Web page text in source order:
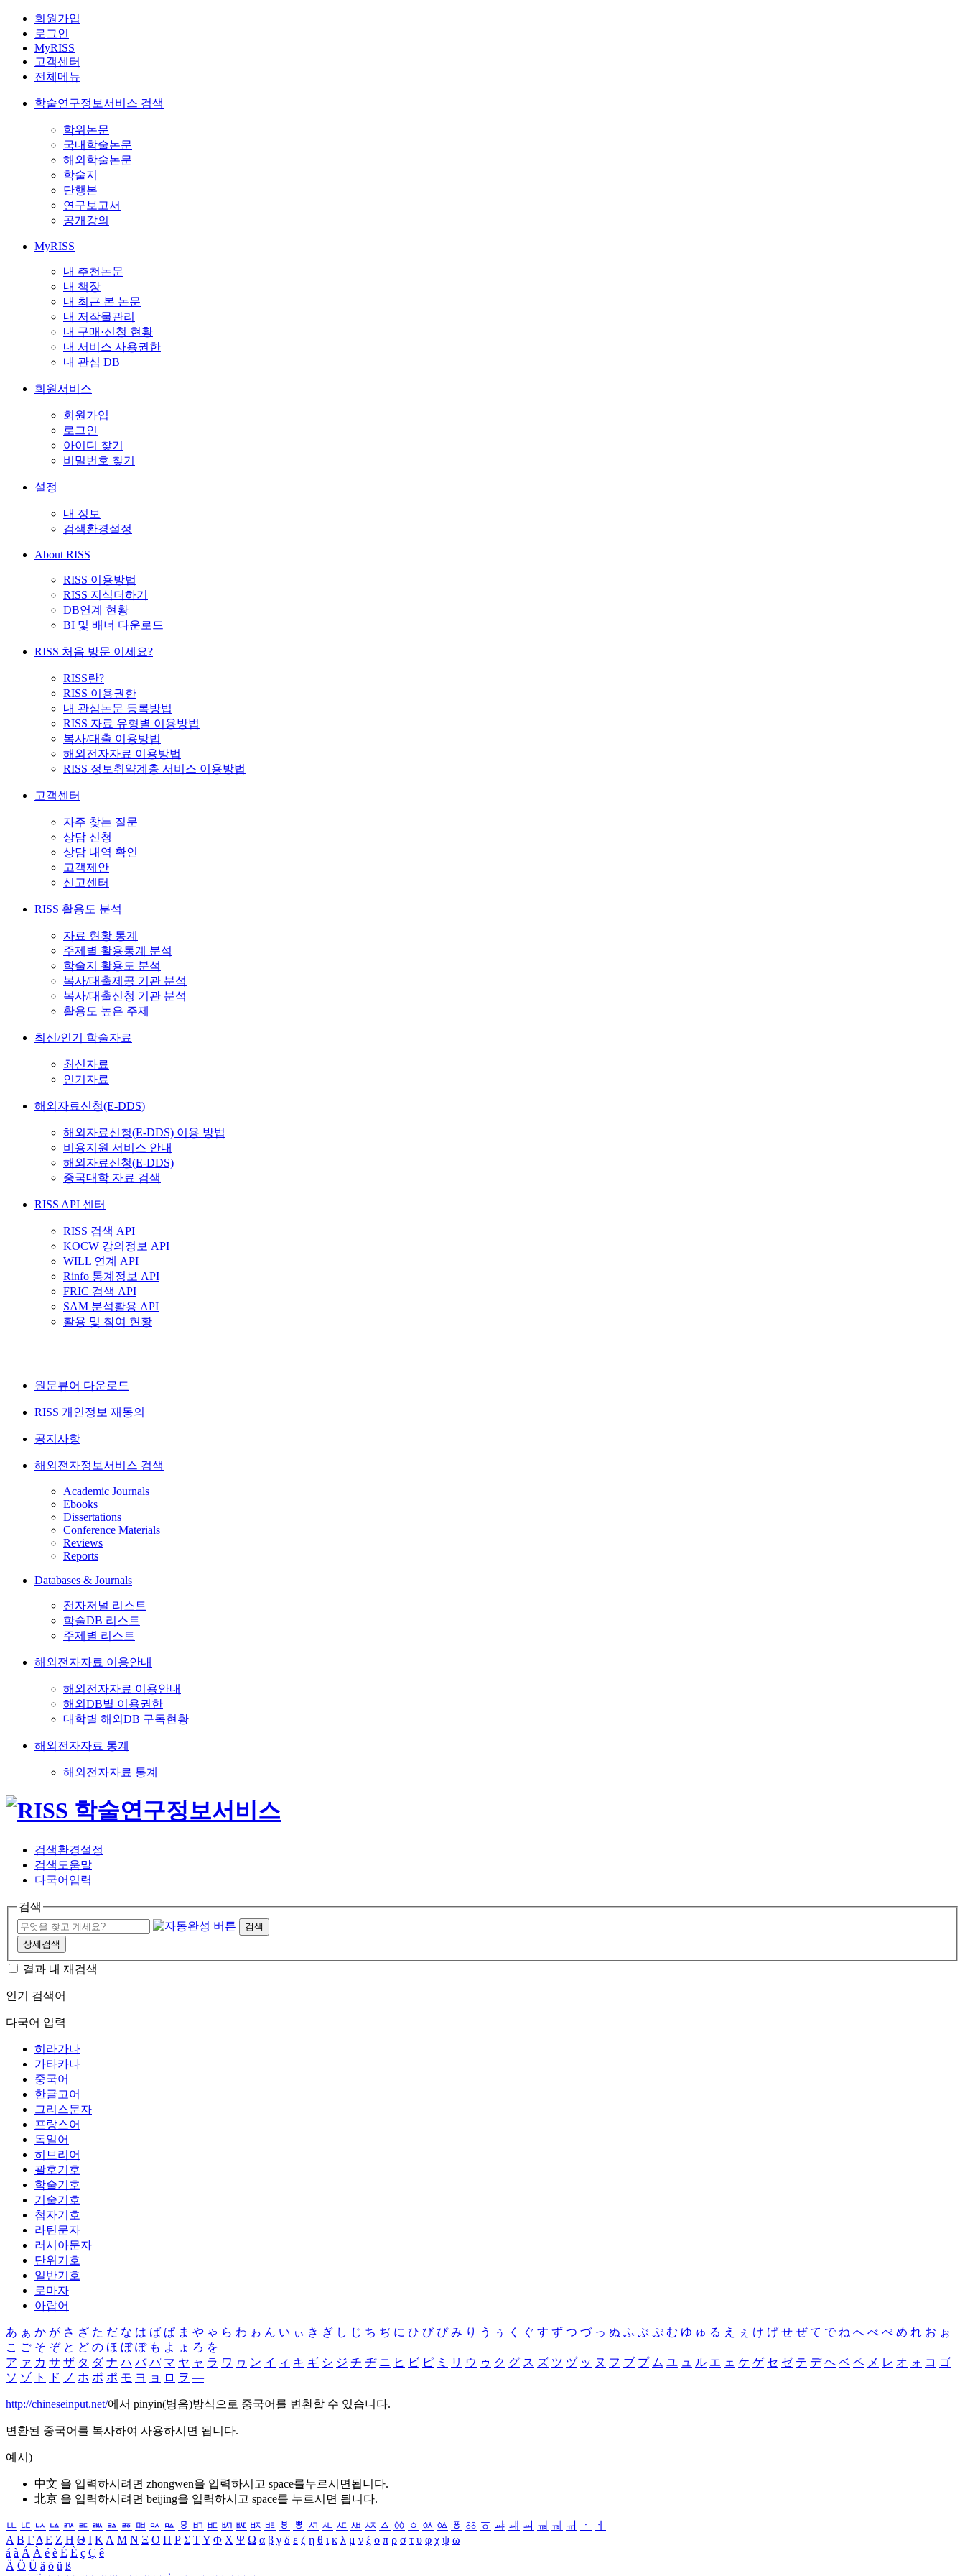
회원가입
로그인
MyRISS
고객센터
전체메뉴
학술연구정보서비스 검색
학위논문
국내학술논문
해외학술논문
학술지
단행본
연구보고서
공개강의
MyRISS
내 추천논문
내 책장
내 최근 본 논문
내 저작물관리
내 구매·신청 현황
내 서비스 사용권한
내 관심 DB
회원서비스
회원가입
로그인
아이디 찾기
비밀번호 찾기
설정
내 정보
검색환경설정
About RISS
RISS 이용방법
RISS 지식더하기
DB연계 현황
BI 및 배너 다운로드
RISS 처음 방문 이세요?
RISS란?
RISS 이용권한
내 관심논문 등록방법
RISS 자료 유형별 이용방법
복사/대출 이용방법
해외전자자료 이용방법
RISS 정보취약계층 서비스 이용방법
고객센터
자주 찾는 질문
상담 신청
상담 내역 확인
고객제안
신고센터
RISS 활용도 분석
자료 현황 통계
주제별 활용통계 분석
학술지 활용도 분석
복사/대출제공 기관 분석
복사/대출신청 기관 분석
활용도 높은 주제
최신/인기 학술자료
최신자료
인기자료
해외자료신청(E-DDS)
해외자료신청(E-DDS) 이용 방법
비용지원 서비스 안내
해외자료신청(E-DDS)
중국대학 자료 검색
RISS API 센터
RISS 검색 API
KOCW 강의정보 API
WILL 연계 API
Rinfo 통계정보 API
FRIC 검색 API
SAM 분석활용 API
활용 및 참여 현황
원문뷰어 다운로드
RISS 개인정보 재동의
공지사항
해외전자정보서비스 검색
Academic Journals
Ebooks
Dissertations
Conference Materials
Reviews
Reports
Databases & Journals
전자저널 리스트
학술DB 리스트
주제별 리스트
해외전자자료 이용안내
해외전자자료 이용안내
해외DB별 이용권한
대학별 해외DB 구독현황
해외전자자료 통계
해외전자자료 통계
검색환경설정
검색도움말
다국어입력
검색
검색
상세검색
결과 내 재검색
인기 검색어
다국어 입력
히라가나
가타카나
중국어
한글고어
그리스문자
프랑스어
독일어
히브리어
괄호기호
학술기호
기술기호
첨자기호
라틴문자
러시아문자
단위기호
일반기호
로마자
아랍어
あ ぁ か が さ ざ た だ な は ば ぱ ま や ゃ ら わ ゎ ん い ぃ き ぎ し じ ち ぢ に ひ び ぴ み り う ぅ く ぐ す ず つ づ っ ぬ ふ ぶ ぷ む ゆ ゅ る え ぇ け げ せ ぜ て で ね へ べ ぺ め れ お ぉ
こ ご そ ぞ と ど の ほ ぼ ぽ も よ ょ ろ を
ア ァ カ サ ザ タ ダ ナ ハ バ パ マ ヤ ャ ラ ワ ヮ ン イ ィ キ ギ シ ジ チ ヂ ニ ヒ ビ ピ ミ リ ウ ゥ ク グ ス ズ ツ ヅ ッ ヌ フ ブ プ ム ユ ュ ル エ ェ ケ ゲ セ ゼ テ デ ヘ ベ ペ メ レ オ ォ コ ゴ
ソ ゾ ト ド ノ ホ ボ ポ モ ヨ ョ ロ ヲ ―
http://chineseinput.net/에서 pinyin(병음)방식으로 중국어를 변환할 수 있습니다.
변환된 중국어를 복사하여 사용하시면 됩니다.
예시)
中文 을 입력하시려면 zhongwen을 입력하시고 space를누르시면됩니다.
北京 을 입력하시려면 beijing을 입력하시고 space를 누르시면 됩니다.
ㅥ ㅦ ㅧ ㅨ ㅩ ㅪ ㅫ ㅬ ㅭ ㅮ ㅯ ㅰ ㅱ ㅲ ㅳ ㅴ ㅵ ㅶ ㅷ ㅸ ㅹ ㅺ ㅻ ㅼ ㅽ ㅾ ㅿ ㆀ ㆁ ㆂ ㆃ ㆄ ㆅ ㆆ ㆇ ㆈ ㆉ ㆊ ㆋ ㆌ ㆍ
ㆎ
Α Β ΓΔ Ε Ζ Η Θ Ι ΚΛ Μ Ν Ξ Ο Π Ρ Σ ΤΥ Φ Χ Ψ Ω α β γ δ ε ζ η θ ι κ λ μ ν ξ ο π ρ σ τ υ φ χ ψ ω
á à Á À é è É È ç Ç ê
Ä Ö Ü ä ö ü ß